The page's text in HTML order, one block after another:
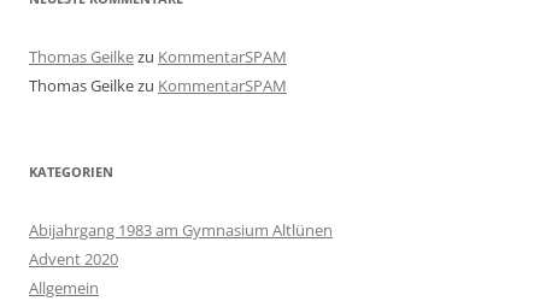
Thomas Geilkezu KommentarSPAM
Thomas Geilkezu KommentarSPAM
KATEGORIEN
Abijahrgang 1983 am Gymnasium Altlünen
Advent 2020
Allgemein